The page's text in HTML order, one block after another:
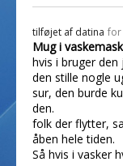
tilføjet af datina for
Mug i
hvis i bruger
den stille nogle
sur, den burde
den.
folk der flytter,
åben hele tiden.
Så hvis i vasker